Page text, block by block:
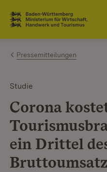
Zum Inhalt springen
Link zur Startseite
Pressemitteilungen
Studie
Corona
ein Drittel